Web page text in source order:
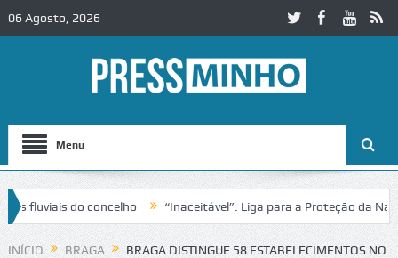
06 Agosto, 2026
Menu
do concelho “Inaceitável”. Liga para a Proteção da Natureza
IC2 em Alcobaça Igreja do Castelo de Cerveira assegura
INÍCIO BRAGA
BRAGA DISTINGUE 58 ESTABELECIMENTOS NO